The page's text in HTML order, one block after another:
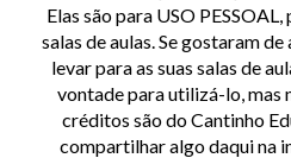
Elas são para USO
salas de aulas. Se gostaram
levar para as suas salas de
vontade para utilizá-lo, mas
créditos são do Cantinho
compartilhar algo daqui na